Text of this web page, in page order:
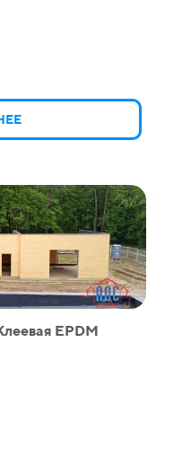
EPDM